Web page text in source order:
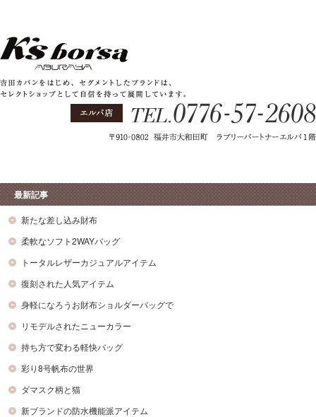
最新記事
新たな差し込み財布
柔軟なソフト2WAYバッグ
トータルレザーカジュアルアイテム
復刻された人気アイテム
身軽になろうお財布ショルダーバッグで
リモデルされたニューカラー
持ち方で変わる軽快バッグ
彩り8号帆布の世界
ダマスク柄と猫
新ブランドの防水機能派アイテム